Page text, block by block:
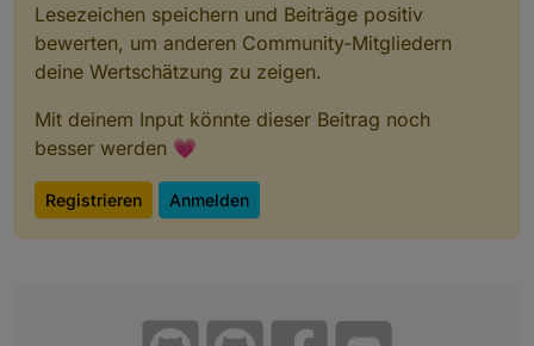
Lesezeichen speichern und Beiträge positiv
bewerten, um anderen Community-Mitgliedern
deine Wertschätzung zu zeigen.
Mit deinem Input könnte dieser Beitrag noch
besser werden 💗
Registrieren Anmelden